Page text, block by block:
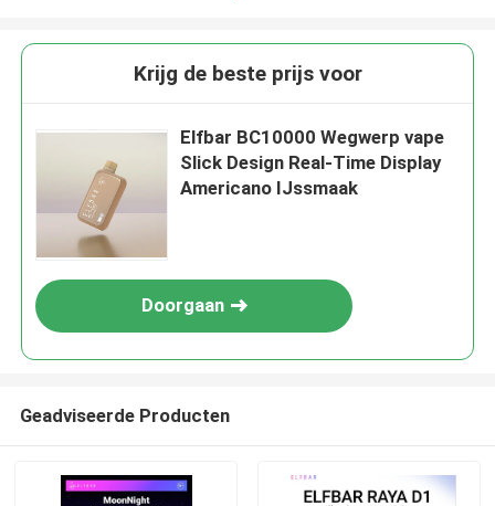
Krijg de beste prijs voor
Elfbar BC10000 Wegwerp vape
Slick Design Real-Time Display
Americano IJssmaak
Doorgaan
Geadviseerde Producten